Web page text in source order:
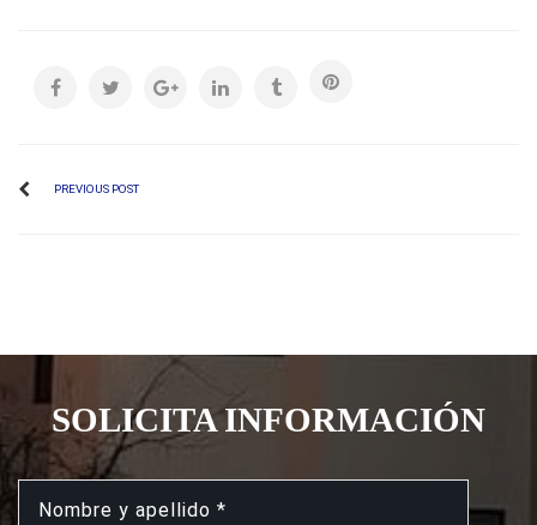
PREVIOUS POST
SOLICITA INFORMACIÓN